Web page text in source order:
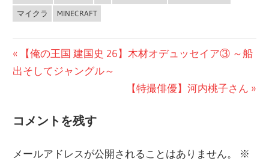
マイクラ
MINECRAFT
投
稿
ビ
ゲ
前
の
【俺の王国 建国史 26】木材オデュッセイア③ ～船
出そしてジャングル～
次【特撮俳優】河内桃子さん
コメントを残す
メールアドレスが公開されることはありません。
※